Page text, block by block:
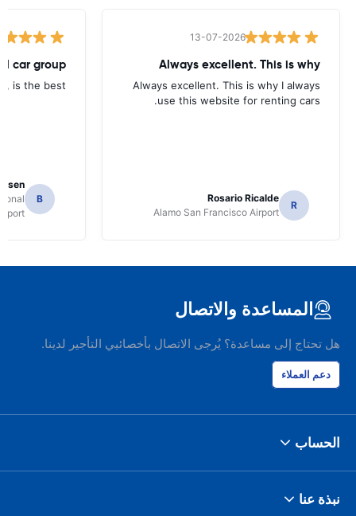
13-07-2026
Always excellent. This is why
Always excellent. This is why I always
use this website for renting cars.
R
Rosario Ricalde
Alamo San Francisco Airport
car group
is the best.
B
المساعدة والاتصال
هل تحتاج إلى مساعدة؟ يُرجى الاتصال بأخصائيي التأجير لدينا.
دعم العملاء
الحساب
نبذة عنا